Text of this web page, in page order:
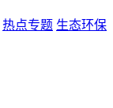
热点专题 生态环保